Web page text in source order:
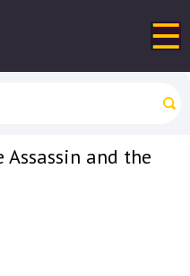
Assassin and the